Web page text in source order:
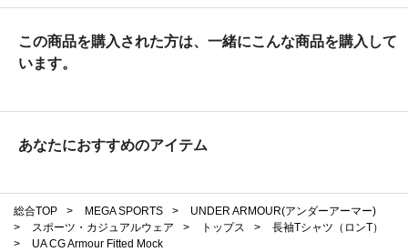
この商品を購入された方は、一緒にこんな商品を購入して
います。
あなたにおすすめのアイテム
総合TOP > MEGA SPORTS >
UNDER ARMOUR(アンダーアーマー)
>
スポーツ・カジュアルウェア > トップス >
長袖Tシャツ（ロンT）
>
UA CG Armour Fitted Mock